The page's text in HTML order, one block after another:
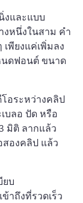
งและแบบ
งหนึ่งในสาม คำ
เพียงแค่เพิ่มลง
ดฟอนต์ ขนาด
อระหว่างคลิป
บลอ ปัด หรือ
มิติ ลากแล้ว
องคลิป แล้ว
ยบ
ข้าถึงที่รวดเร็ว